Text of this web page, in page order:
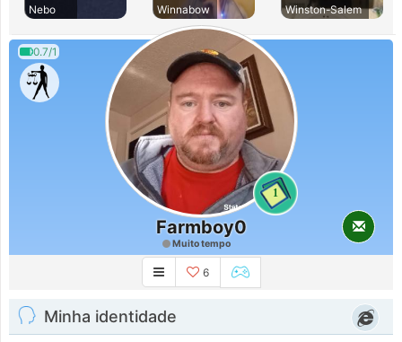
Nebo
Winnabow
Winston-Salem
0.7/1
1
Farmboy0
Muito tempo
6
Minha identidade